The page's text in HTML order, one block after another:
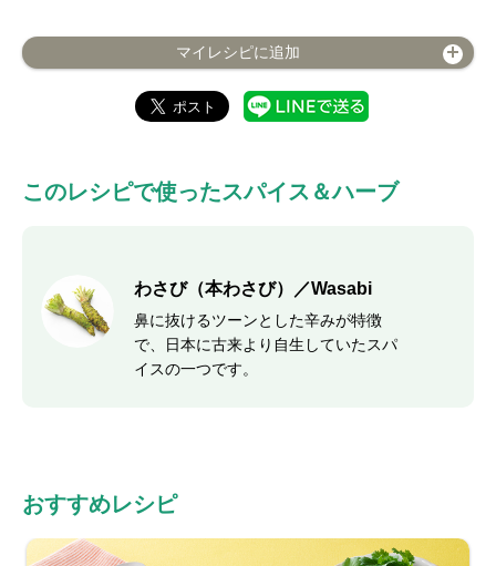
マイレシピに追加
このレシピで使ったスパイス＆ハーブ
わさび（本わさび）／Wasabi
鼻に抜けるツーンとした辛みが特徴
で、日本に古来より自生していたスパ
イスの一つです。
おすすめレシピ